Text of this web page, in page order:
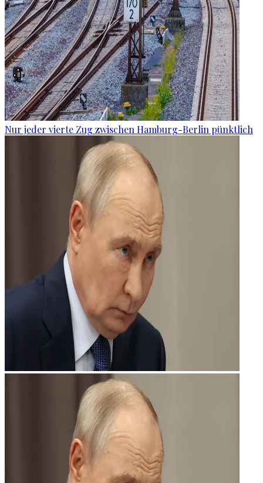
Nur jeder vierte Zug zwischen Hamburg-Berlin pünktlich